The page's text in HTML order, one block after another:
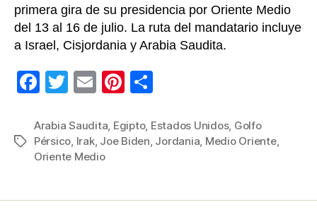
primera gira de su presidencia por Oriente Medio
del 13 al 16 de julio. La ruta del mandatario incluye
a Israel, Cisjordania y Arabia Saudita.
F
c
e
o
T
tt
er
E
ail
Pi
er
e
m
p
tir
Etiquetas
Arabia Saudita, Egipto, Estados Unidos, Golfo
Pérsico, Irak, Joe Biden, Jordania, Medio Oriente,
Oriente Medio